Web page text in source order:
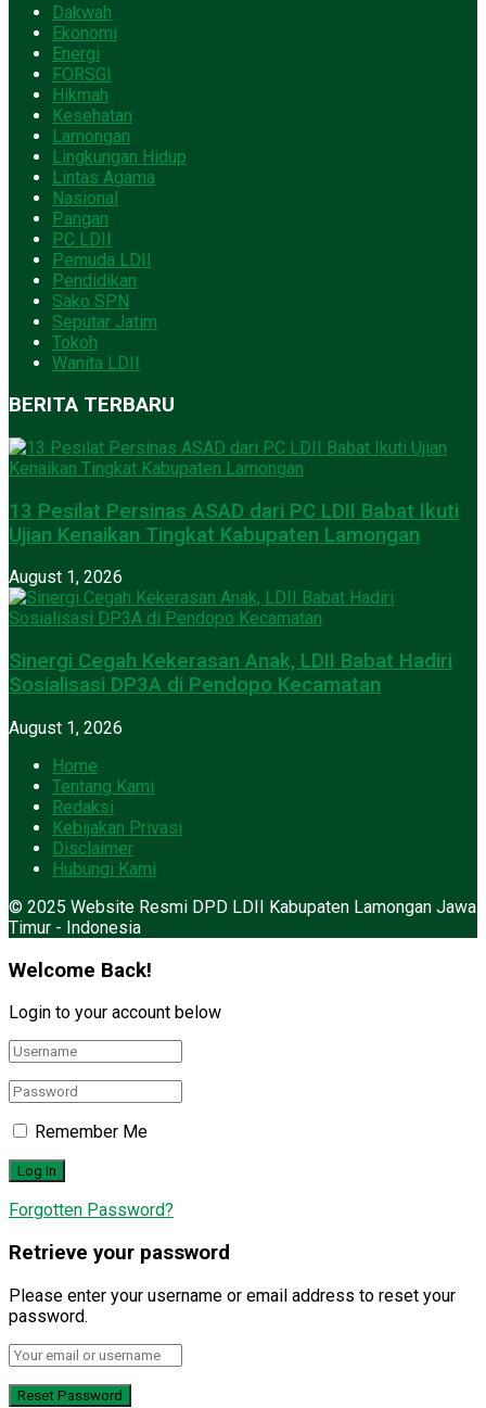
Dakwah
Ekonomi
Energi
FORSGI
Hikmah
Kesehatan
Lamongan
Lingkungan Hidup
Lintas Agama
Nasional
Pangan
PC LDII
Pemuda LDII
Pendidikan
Sako SPN
Seputar Jatim
Tokoh
Wanita LDII
BERITA TERBARU
13 Pesilat Persinas ASAD dari PC LDII Babat Ikuti
Ujian Kenaikan Tingkat Kabupaten Lamongan
August 1, 2026
Sinergi Cegah Kekerasan Anak, LDII Babat Hadiri
Sosialisasi DP3A di Pendopo Kecamatan
August 1, 2026
Home
Tentang Kami
Redaksi
Kebijakan Privasi
Disclaimer
Hubungi Kami
© 2025 Website Resmi DPD LDII Kabupaten Lamongan Jawa
Timur - Indonesia
Welcome Back!
Login to your account below
Remember Me
Forgotten Password?
Retrieve your password
Please enter your username or email address to reset your
password.